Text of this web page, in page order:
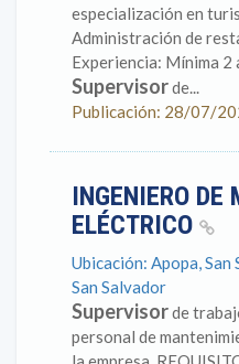
especialización en
Administración de
Experiencia: Mínima 2
Supervisorde...
Publicación: 28/07/
INGENIERO
ELÉCTRICO
Ubicación: Apopa,
San Salvador
Supervisorde
personal de